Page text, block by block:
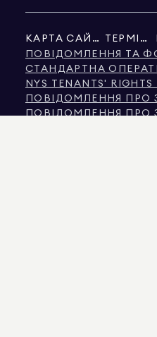
КАРТА САЙТУ ТЕРМІНИ
ПОВІДОМЛЕННЯ ТА
СТАНДАРТНА
NYS TENANTS'
ПОВІДОМЛЕННЯ ПРО
ПОВІДОМЛЕННЯ ПРО